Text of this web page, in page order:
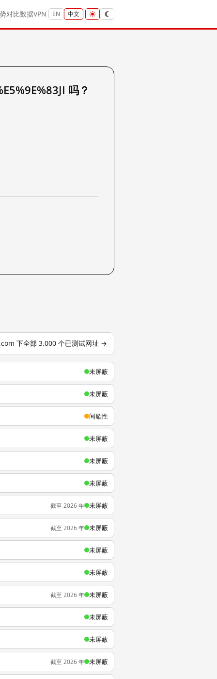
对比数据VPN EN 中文
吗？
下全部 3,000 个已测试网址 →
未屏蔽
未屏蔽
间歇性
未屏蔽
未屏蔽
未屏蔽
截至 2026 年 未屏蔽
截至 2026 年 未屏蔽
未屏蔽
未屏蔽
截至 2026 年 未屏蔽
未屏蔽
未屏蔽
截至 2026 年 未屏蔽